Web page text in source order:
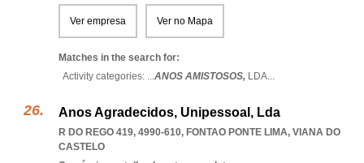
Ver empresa Ver no Mapa
Matches in the search for:
Activity categories: ...ANOS AMISTOSOS, LDA...
Anos Agradecidos, Unipessoal, Lda
R DO REGO 419, 4990-610, FONTAO PONTE LIMA, VIANA DO
CASTELO